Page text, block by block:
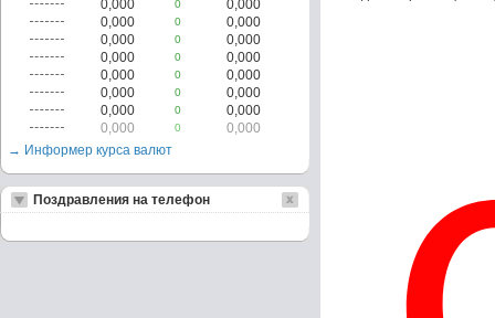
0,000
0
0,000
0,000
0
0,000
0,000
0
0,000
0,000
0
0,000
0,000
0
0,000
0,000
0
0,000
0,000
0
0,000
0,000
0
0,000
→ Информер курса валют
Поздравления на телефон